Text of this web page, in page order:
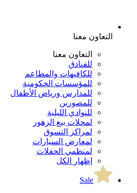
التعاون معنا
التعاون معنا
للفنادق
للكافيهات والمطاعم
للمؤسسات الحكومية
للمدارس ورياض الأطفال
للمصورين
للنوادي الليلية
لمحلات بيع الزهور
لمراكز التسوق
لمعارض السيارات
لمنظمي الحفلات
إظهار الكل
Sale